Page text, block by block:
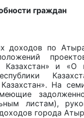
граждан
доходов по
Казахстан» и
На
листам),
города